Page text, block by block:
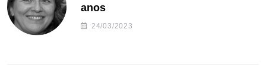
anos
24/03/2023